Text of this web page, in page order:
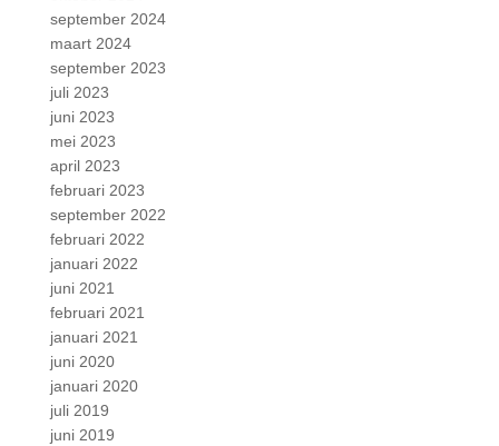
september 2024
maart 2024
september 2023
juli 2023
juni 2023
mei 2023
april 2023
februari 2023
september 2022
februari 2022
januari 2022
juni 2021
februari 2021
januari 2021
juni 2020
januari 2020
juli 2019
juni 2019